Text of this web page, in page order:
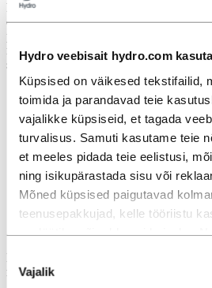
Hydro veebisait hydro.com
Küpsised on väikesed tekstifailid,
toimida ja parandavad teie
vajalikke küpsiseid, et tagada
turvalisus. Samuti kasutame teie
et meeles pidada teie eelistusi,
ning isikupärastada sisu või
Mõned küpsised paigutavad
teenusepakkujad, kelle tööriistu
meie veebisaidil, muu teabega,
Nõusoleku
valikVajalik
koostööd ja meeskonnatööd ning ei
olemasolevat olukorda muuta. Ta
pühendumuse kaudu tervislikule
mis on investeeritud kohaliku kogukonna
suurendamisse.
Lisaks oma tööle paralegal-analüütikuna
märkimisväärselt aega vabatahtlikuna.